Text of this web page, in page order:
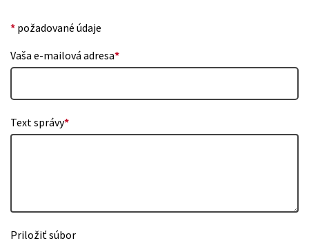
* požadované údaje
Vaša e-mailová adresa*
Text správy*
Priložiť súbor